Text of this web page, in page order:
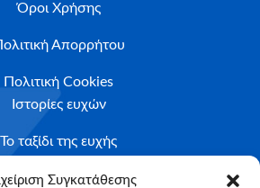
Συγκατάθεσης
Όροι Χρήσης
Απορρήτου
Πολιτική Cookies
Ιστορίες ευχών
Το ταξίδι της ευχής
Καταλληλότητας